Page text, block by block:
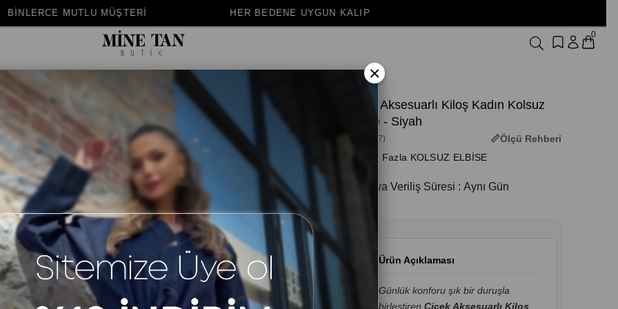
HER BEDENE UYGUN KALIP
0
Çiçek Aksesuarlı Kiloş Kadın Kolsuz
Elbise - Siyah
(3M-3517)
Ölçü Rehberi
+ Daha Fazla KOLSUZ ELBİSE
Kargoya Veriliş Süresi : Aynı Gün
Ürün Açıklaması
Günlük konforu şık bir duruşla
birleştiren Çiçek Aksesuarlı Kiloş
×